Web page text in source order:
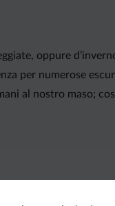
oppure
per numerose
al nostro maso;